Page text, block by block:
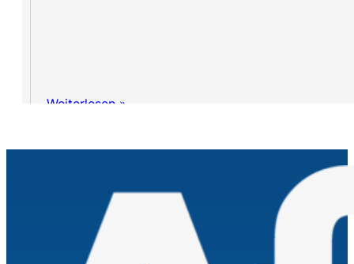
Weiterlesen »